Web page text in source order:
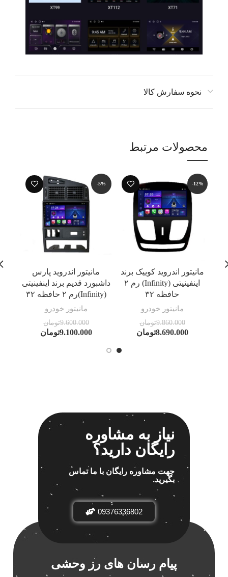
نحوه سفارش کالا
محصولات مرتبط
-12%
مانیتور اندروید کوییک برند
اینفینیتی (Infinity) رم ۲
حافظه ۳۲
مانیتور خودرو
9.860.000تومان
8.690.000تومان
-5%
مانیتور اندروید پارس
داشبورد قدیم برند اینفینیتی
(Infinity)رم ۲ حافظه ۳۲
مانیتور خودرو
9.600.000تومان
9.100.000تومان
نیاز به مشاوره
رایگان دارید؟
جهت مشاوره رایگان با ما تماس
بگیرید.
09376336802
پیام رسان های رز وحشی